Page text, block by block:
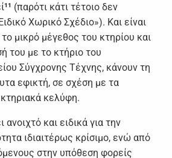
¹¹ (παρότι κάτι τέτοιο δεν
Χωρικό Σχέδιο»). Και είναι
μικρό μέγεθος του κτηρίου και
του με το κτήριο του
Σύγχρονης Τέχνης, κάνουν τη
εφικτή, σε σχέση με τα
κελύφη.
και ειδικά για την
ιδιαιτέρως κρίσιμο, ενώ από
στην υπόθεση φορείς